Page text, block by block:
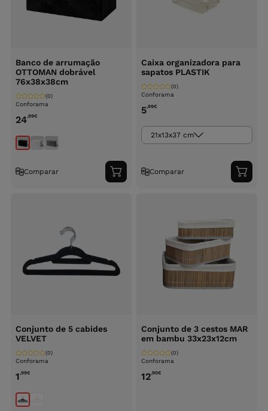
Banco de arrumação
OTTOMAN dobrável
76x38x38cm
Conforama
(0)
24,99€
Comparar
Adicionar
ao
Caixa organizadora para
sapatos PLASTIK
Conforama
(0)
5,99€
21x13x37 cm
Comparar
ao
Conjunto de 5 cabides
VELVET
Conforama
(0)
1,99€
Conjunto de 3 cestos MAR
em bambu 33x23x12cm
Conforama
(0)
12,90€